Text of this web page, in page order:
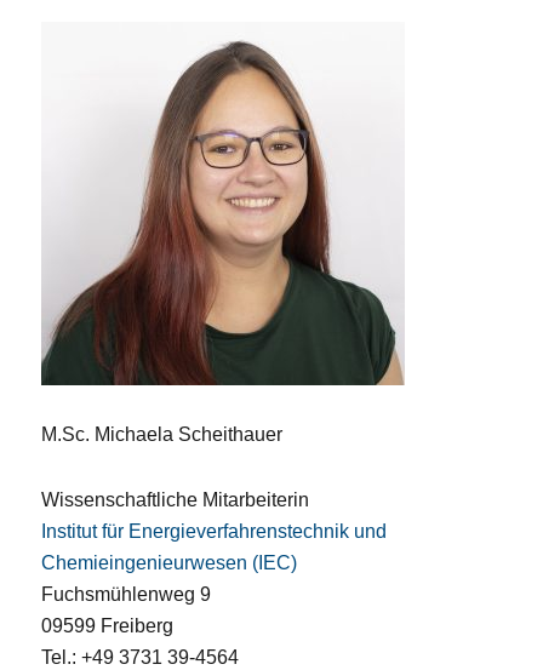
M.Sc. Michaela Scheithauer
Wissenschaftliche Mitarbeiterin
Institut für Energieverfahrenstechnik und
Chemieingenieurwesen (IEC)
Fuchsmühlenweg 9
09599 Freiberg
Tel.: +49 3731 39-4564